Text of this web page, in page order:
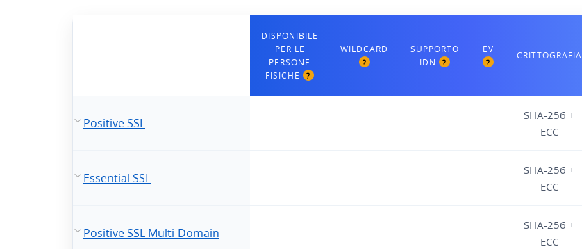
DISPONIBILE
PER LE
PERSONE
FISICHE
?
WILDCARD
?
SUPPORTO
IDN
?
EV
?
CRITTOGRAFIA
Positive SSL
SHA-256 +
ECC
Essential SSL
SHA-256 +
ECC
Positive SSL Multi-Domain
SHA-256 +
ECC